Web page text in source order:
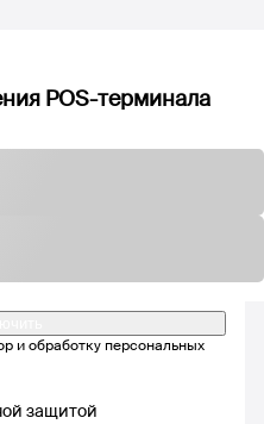
POS-терминала
и обработку персональных
защитой